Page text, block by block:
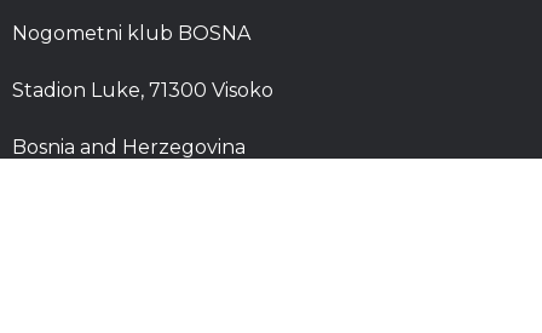
Nogometni klub BOSNA
Stadion Luke, 71300 Visoko
Bosnia and Herzegovina